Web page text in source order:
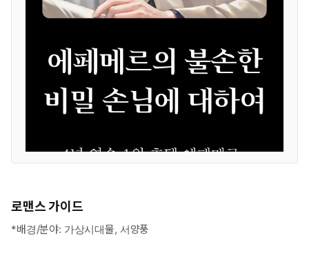
로맨스 가이드
*배경/분야: 가상시대물, 서양풍